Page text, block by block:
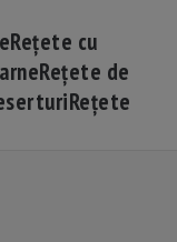
Rețete cu
Rețete de
Rețete